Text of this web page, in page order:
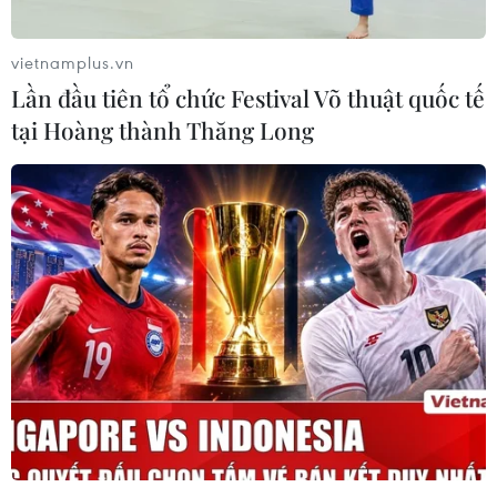
Giá xăng E5 RON 92 giảm
394 đồng mỗi lít
21/12/2018 22:32
Từ 15 giờ ngày 21/12/2018, giá xăng E5 RON 92 giảm
394 đồng mỗi lít (tương đương 2,29%) xuống mức tối
đa 16.787 đồng mỗi lít.
vietnamplus.vn
Lần đầu tiên tổ chức Festival Võ thuật quốc tế
tại Hoàng thành Thăng Long